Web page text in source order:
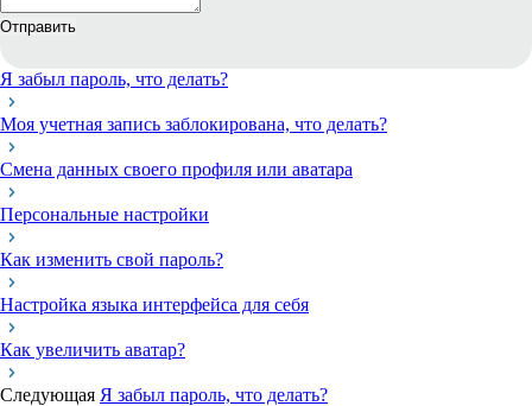
Отправить
Я забыл пароль, что делать?
Моя учетная запись заблокирована, что делать?
Смена данных своего профиля или аватара
Персональные настройки
Как изменить свой пароль?
Настройка языка интерфейса для себя
Как увеличить аватар?
Следующая Я забыл пароль, что делать?